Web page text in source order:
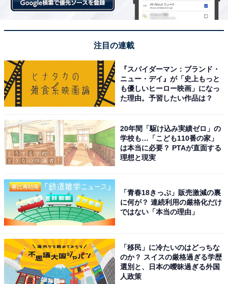
注目の連載
『スパイダーマン：ブランド・
ニュー・デイ』が「史上もっと
も優しいヒーロー映画」になっ
た理由。予習したい作品は？
20年間「駆け込み実績ゼロ」の
学校も…「こども110番の家」
は本当に必要？ PTAが直面する
理想と現実
「青春18きっぷ」販売激減の裏
に何が？ 連続利用の厳格化だけ
ではない「本当の理由」
「移民」に冷たいのはどっちな
のか？ スイスの厳格過ぎる学歴
選別と、日本の曖昧過ぎる外国
人政策